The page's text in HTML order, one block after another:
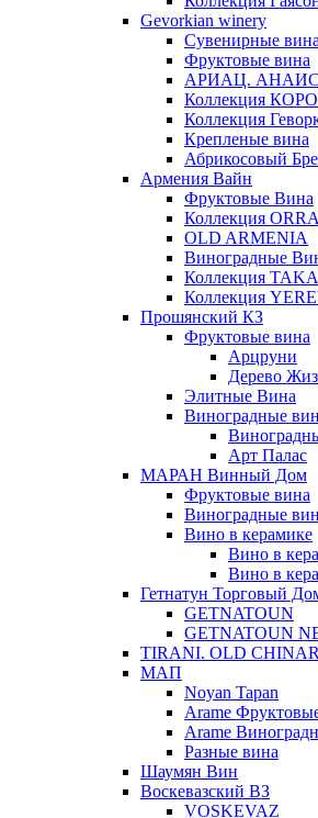
Gevorkian winery
Сувенирные вина
Фруктовые вина
АРИАЦ. АНАИС
Коллекция
Коллекция
Крепленые вина
Абрикосовый
Армения Вайн
Фруктовые Вина
Коллекция
OLD ARMENIA
Виноградные
Коллекция
Коллекция
Прошянский КЗ
Фруктовые вина
Арцруни
Дерево
Элитные Вина
Виноградные
Арт Палас
МАРАН Винный Дом
Фруктовые вина
Виноградные
Вино в керамике
Вино в
Вино в
Гетнатун Торговый
GETNATOUN
GETNATOUN
TIRANI. OLD
МАП
Noyan Tapan
Arame
Arame
Разные вина
Шаумян Вин
Воскевазский ВЗ
VOSKEVAZ